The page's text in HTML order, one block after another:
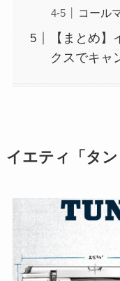
コール
【まとめ
クスでキャ
イエティ「タ